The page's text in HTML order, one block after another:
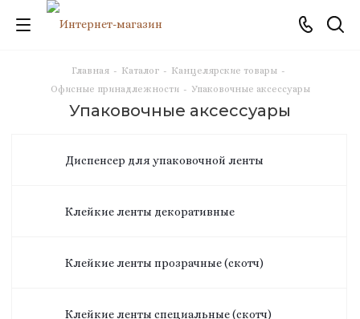
Главная - Каталог - Канцелярские товары -
Офисные принадлежности - Упаковочные аксессуары
Упаковочные аксессуары
Диспенсер для упаковочной ленты
Клейкие ленты декоративные
Клейкие ленты прозрачные (скотч)
Клейкие ленты специальные (скотч)